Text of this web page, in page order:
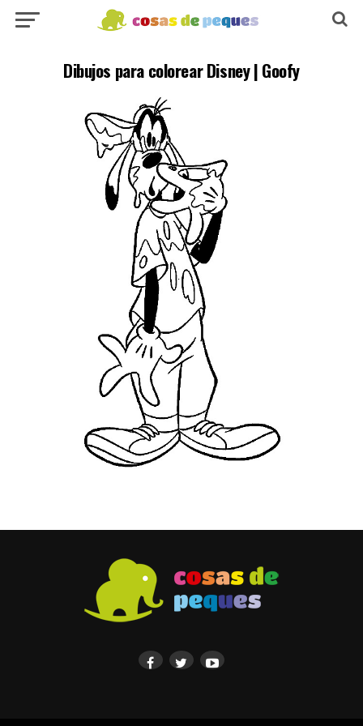
Dibujos para colorear Disney | Goofy